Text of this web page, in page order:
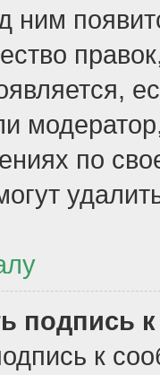
ним
по
подпись
к